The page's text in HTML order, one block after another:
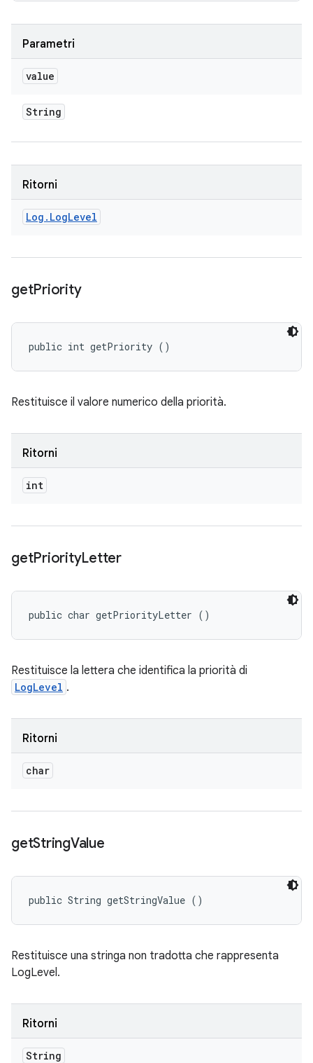
Parametri
value
String
Ritorni
Log . LogLevel
getPriority
public int getPriority ()
Restituisce il valore numerico della priorità.
Ritorni
int
getPriorityLetter
public char getPriorityLetter ()
Restituisce la lettera che identifica la priorità di
LogLevel .
Ritorni
char
getStringValue
public String getStringValue ()
Restituisce una stringa non tradotta che rappresenta
LogLevel.
Ritorni
String